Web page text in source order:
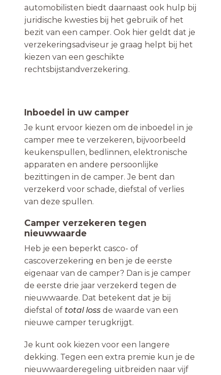
automobilisten biedt daarnaast ook hulp bij
juridische kwesties bij het gebruik of het
bezit van een camper. Ook hier geldt dat je
verzekeringsadviseur je graag helpt bij het
kiezen van een geschikte
rechtsbijstandverzekering.
Inboedel in uw camper
Je kunt ervoor kiezen om de inboedel in je
camper mee te verzekeren, bijvoorbeeld
keukenspullen, bedlinnen, elektronische
apparaten en andere persoonlijke
bezittingen in de camper. Je bent dan
verzekerd voor schade, diefstal of verlies
van deze spullen.
Camper verzekeren tegen
nieuwwaarde
Heb je een beperkt casco- of
cascoverzekering en ben je de eerste
eigenaar van de camper? Dan is je camper
de eerste drie jaar verzekerd tegen de
nieuwwaarde. Dat betekent dat je bij
diefstal of total loss de waarde van een
nieuwe camper terugkrijgt.
Je kunt ook kiezen voor een langere
dekking. Tegen een extra premie kun je de
nieuwwaarderegeling uitbreiden naar vijf